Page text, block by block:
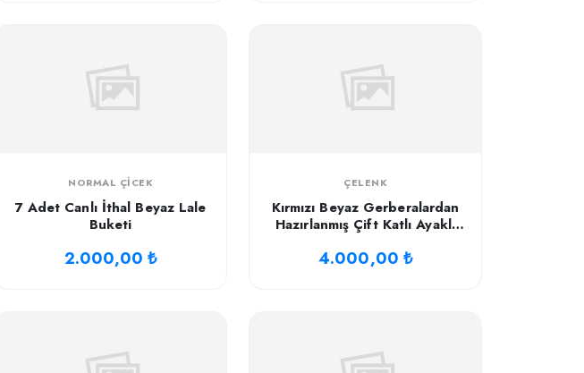
NORMAL ÇICEK
7 Adet Canlı İthal Beyaz Lale
Buketi
2.000,00 ₺
ÇELENK
Kırmızı Beyaz Gerberalardan
Hazırlanmış Çift Katlı Ayaklı
4.000,00 ₺